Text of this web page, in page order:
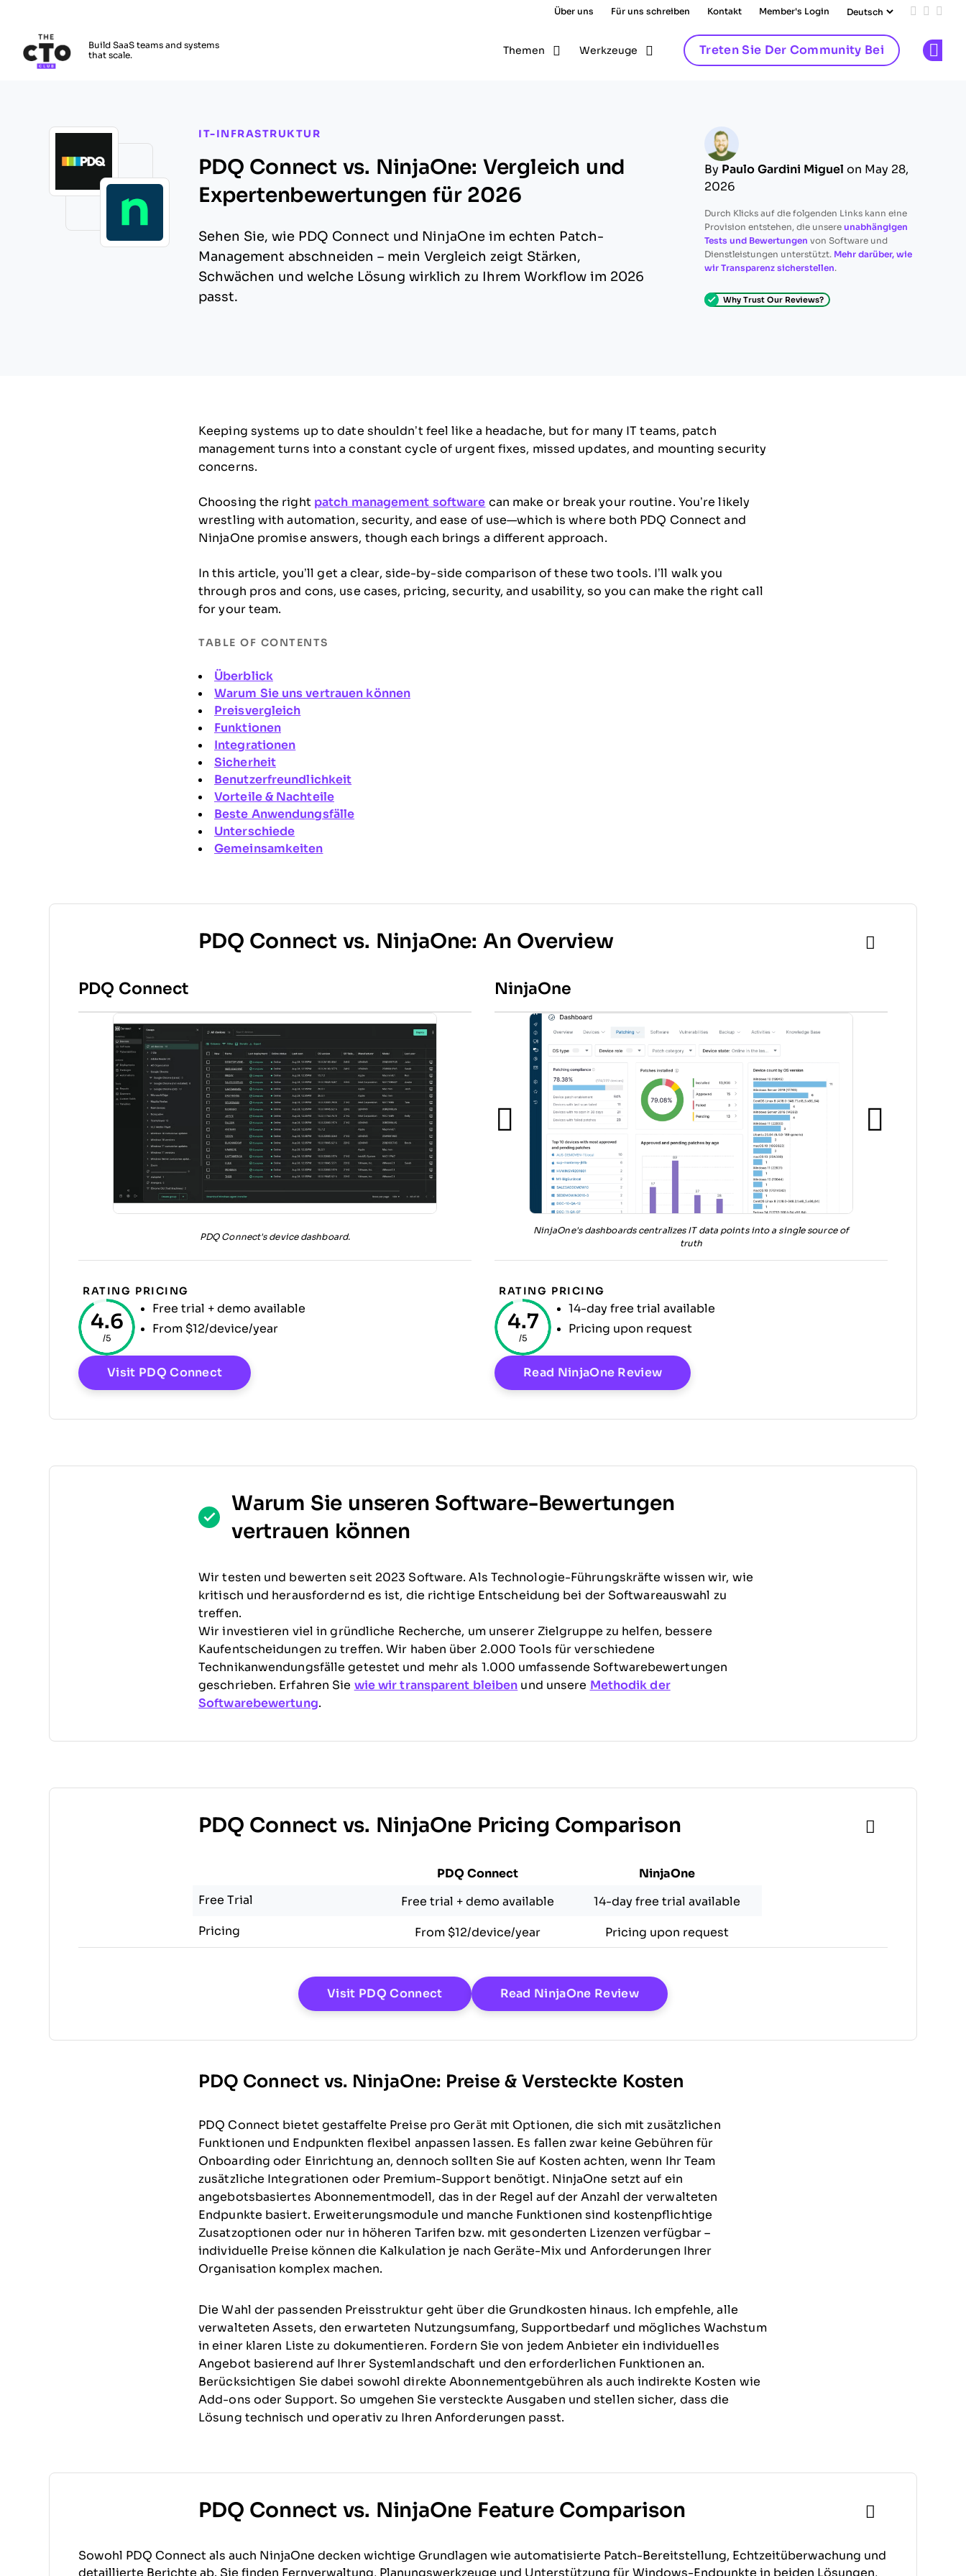
Über uns Für uns schreiben Kontakt Member's Login Add us
Follow
Build SaaS teams and systems
that scale.
Themen Werkzeuge Treten Sie Der Community Bei
IT-INFRASTRUKTUR
PDQ Connect vs. NinjaOne: Vergleich und
Expertenbewertungen für 2026
Sehen Sie, wie PDQ Connect und NinjaOne im echten Patch-
Management abschneiden – mein Vergleich zeigt Stärken,
Schwächen und welche Lösung wirklich zu Ihrem Workflow im 2026
passt.
By Paulo Gardini Miguel on May 28,
2026
Durch Klicks auf die folgenden Links kann eine
Provision entstehen, die unsere unabhängigen
Tests und Bewertungen von Software und
Dienstleistungen unterstützt. Mehr darüber, wie
wir Transparenz sicherstellen.
Why Trust Our Reviews?
Keeping systems up to date shouldn’t feel like a headache, but for many IT teams, patch
management turns into a constant cycle of urgent fixes, missed updates, and mounting security
concerns.
Choosing the right patch management software can make or break your routine. You’re likely
wrestling with automation, security, and ease of use—which is where both PDQ Connect and
NinjaOne promise answers, though each brings a different approach.
In this article, you’ll get a clear, side-by-side comparison of these two tools. I’ll walk you
through pros and cons, use cases, pricing, security, and usability, so you can make the right call
for your team.
TABLE OF CONTENTS
Überblick
Warum Sie uns vertrauen können
Preisvergleich
Funktionen
Integrationen
Sicherheit
Benutzerfreundlichkeit
Vorteile & Nachteile
Beste Anwendungsfälle
Unterschiede
Gemeinsamkeiten
PDQ Connect vs. NinjaOne: An Overview
PDQ Connect
PDQ Connect's device dashboard.
RATING
4.6
/5
PRICING
Free trial + demo available
From $12/device/year
Visit PDQ ConnectOpens New Window
NinjaOne
NinjaOne's dashboards centralizes IT data points into a single source of
truth
RATING
4.7
/5
PRICING
14-day free trial available
Pricing upon request
Read NinjaOne ReviewOpens New Window
Warum Sie unseren Software-Bewertungen
vertrauen können
Wir testen und bewerten seit 2023 Software. Als Technologie-Führungskräfte wissen wir, wie
kritisch und herausfordernd es ist, die richtige Entscheidung bei der Softwareauswahl zu
treffen.
Wir investieren viel in gründliche Recherche, um unserer Zielgruppe zu helfen, bessere
Kaufentscheidungen zu treffen. Wir haben über 2.000 Tools für verschiedene
Technikanwendungsfälle getestet und mehr als 1.000 umfassende Softwarebewertungen
geschrieben. Erfahren Sie wie wir transparent bleiben und unsere Methodik der
Softwarebewertung.
PDQ Connect vs. NinjaOne Pricing Comparison
PDQ Connect NinjaOne
Free Trial Free trial + demo available 14-day free trial available
Pricing From $12/device/year Pricing upon request
Visit PDQ ConnectOpens New Window
Read NinjaOne ReviewOpens New Window
PDQ Connect vs. NinjaOne: Preise & Versteckte Kosten
PDQ Connect bietet gestaffelte Preise pro Gerät mit Optionen, die sich mit zusätzlichen
Funktionen und Endpunkten flexibel anpassen lassen. Es fallen zwar keine Gebühren für
Onboarding oder Einrichtung an, dennoch sollten Sie auf Kosten achten, wenn Ihr Team
zusätzliche Integrationen oder Premium-Support benötigt. NinjaOne setzt auf ein
angebotsbasiertes Abonnementmodell, das in der Regel auf der Anzahl der verwalteten
Endpunkte basiert. Erweiterungsmodule und manche Funktionen sind kostenpflichtige
Zusatzoptionen oder nur in höheren Tarifen bzw. mit gesonderten Lizenzen verfügbar –
individuelle Preise können die Kalkulation je nach Geräte-Mix und Anforderungen Ihrer
Organisation komplex machen.
Die Wahl der passenden Preisstruktur geht über die Grundkosten hinaus. Ich empfehle, alle
verwalteten Assets, den erwarteten Nutzungsumfang, Supportbedarf und mögliches Wachstum
in einer klaren Liste zu dokumentieren. Fordern Sie von jedem Anbieter ein individuelles
Angebot basierend auf Ihrer Systemlandschaft und den erforderlichen Funktionen an.
Berücksichtigen Sie dabei sowohl direkte Abonnementgebühren als auch indirekte Kosten wie
Add-ons oder Support. So umgehen Sie versteckte Ausgaben und stellen sicher, dass die
Lösung technisch und operativ zu Ihren Anforderungen passt.
PDQ Connect vs. NinjaOne Feature Comparison
Sowohl PDQ Connect als auch NinjaOne decken wichtige Grundlagen wie automatisierte Patch-Bereitstellung, Echtzeitüberwachung und
detaillierte Berichte ab. Sie finden Fernverwaltung, Planungswerkzeuge und Unterstützung für Windows-Endpunkte in beiden Lösungen,